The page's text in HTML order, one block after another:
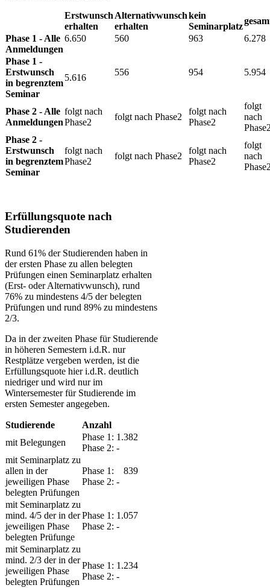
Erstwunsch
erhalten​
​Alternativwunsch
erhalten
​kein
Seminarplatz
​Phase 1 - Alle
Anmeldungen
6.650 560 963 6.278
Phase 1 - ​
Erstwunsch
in begrenztem
Seminar
5.616
556 954 5.954
​​Phase 2 - Alle
Anmeldungen
folgt nach
Phase2
folgt nach Phase2
folgt nach
Phase2
folgt
nach
Phase 2 - ​
Erstwunsch
in begrenztem
Seminar
folgt nach
Phase2
folgt nach Phase2
folgt nach
Phase2
folgt
nach
Erfüllungsquote nach
Studierenden
Rund 61% der Studierenden haben in
der ersten Phase zu allen belegten
Prüfungen einen Seminarplatz erhalten
(Erst- oder Alternativwunsch), rund
76% zu mindestens 4/5 der belegten
Prüfungen und rund 89% zu mindestens
2/3.
Da in der zweiten Phase für Studierende
in höheren Semestern i.d.R. nur
Restplätze vergeben werden, ist die
Erfüllungsquote hier i.d.R. deutlich
niedriger und wird nur im
Wintersemester für Studierende im
ersten Semester angegeben.
​Studierende
​Anzahl
mit Belegungen
Phase ​1: 1.382
Phase 2: -
​mit Seminarplatz zu
allen in der
jeweiligen Phase
belegten Prüfungen
Phase 1: 839
Phase 2: -
​mit Seminarplatz zu
mind. 4/5 der in der
jeweiligen Phase
belegten Prüfunge
Phase 1: 1.057
Phase 2: -
mit Seminarplatz zu
mind. 2/3 der in der
jeweiligen Phase
belegten Prüfungen
​Phase 1: 1.234
Phase 2: -